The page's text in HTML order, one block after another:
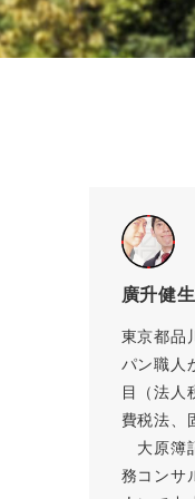
廣升健
東京都品
パン職人
目（法人
費税法、
大原簿
務コンサ